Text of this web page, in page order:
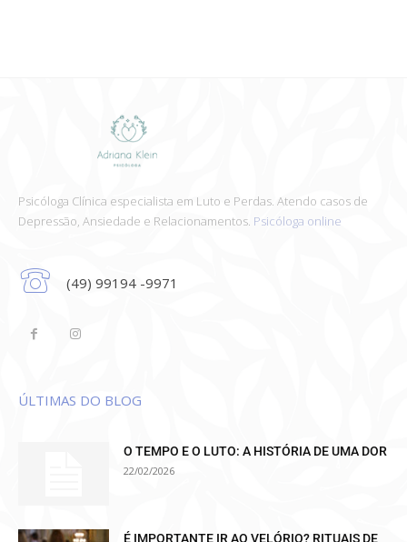
Psicóloga Clínica especialista em Luto e Perdas. Atendo casos de
Depressão, Ansiedade e Relacionamentos. Psicóloga online
(49) 99194 -9971
ÚLTIMAS DO BLOG
O TEMPO E O LUTO: A HISTÓRIA DE UMA DOR
22/02/2026
É IMPORTANTE IR AO VELÓRIO? RITUAIS DE